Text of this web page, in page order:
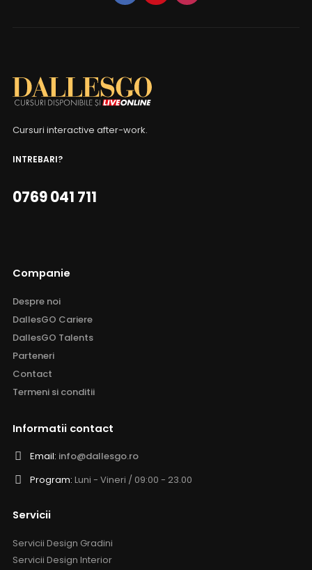
Cursuri interactive after-work.
INTREBARI?
0769 041 711
Companie
Despre noi
DallesGO Cariere
DallesGO Talents
Parteneri
Contact
Termeni si conditii
Informatii contact
Email: info@dallesgo.ro
Program: Luni - Vineri / 09:00 - 23.00
Servicii
Servicii Design Gradini
Servicii Design Interior